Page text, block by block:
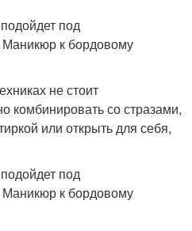
не стоит
комбинировать со стразами,
или открыть для себя,